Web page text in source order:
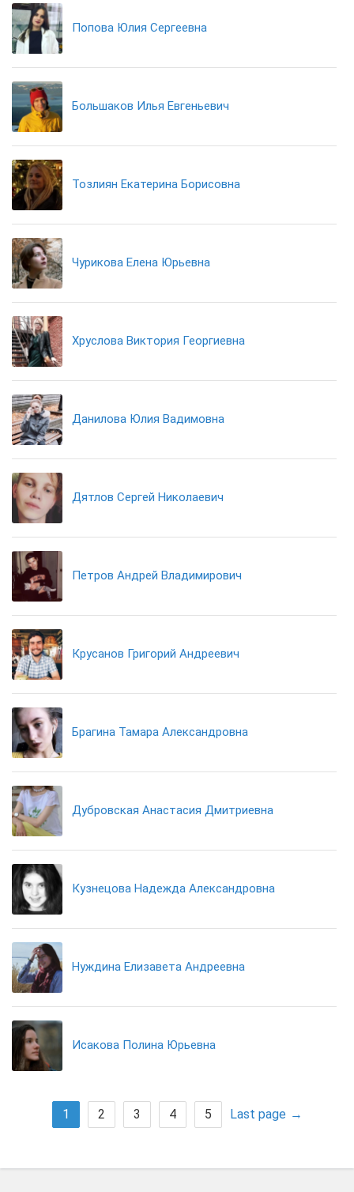
Попова Юлия Сергеевна
Большаков Илья Евгеньевич
Тозлиян Екатерина Борисовна
Чурикова Елена Юрьевна
Хруслова Виктория Георгиевна
Данилова Юлия Вадимовна
Дятлов Сергей Николаевич
Петров Андрей Владимирович
Крусанов Григорий Андреевич
Брагина Тамара Александровна
Дубровская Анастасия Дмитриевна
Кузнецова Надежда Александровна
Нуждина Елизавета Андреевна
Исакова Полина Юрьевна
1 2 3 4 5 Last page